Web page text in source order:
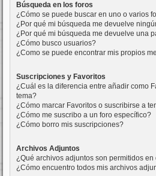
Búsqueda en los foros
¿Cómo se puede buscar en uno o varios
¿Por qué mi búsqueda me devuelve
¿Por qué mi búsqueda me devuelve una
¿Cómo busco usuarios?
¿Como se puede encontrar mis propios
Suscripciones y Favoritos
¿Cuál es la diferencia entre añadir como
tema?
¿Cómo marcar Favoritos o suscribirse a
¿Cómo me suscribo a un foro específico?
¿Cómo borro mis suscripciones?
Archivos Adjuntos
¿Qué archivos adjuntos son permitidos en
¿Cómo encuentro todos mis archivos